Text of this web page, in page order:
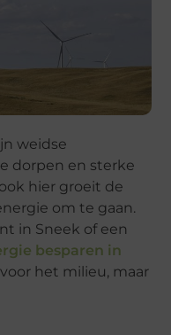
weidse
dorpen en sterke
hier groeit de
om te gaan.
in Sneek of een
besparen in
het milieu, maar